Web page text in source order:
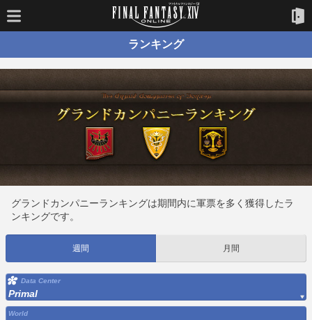
ランキング
グランドカンパニーランキングは期間内に軍票を多く獲得したラ
ンキングです。
週間 月間
Data Center
Primal
World